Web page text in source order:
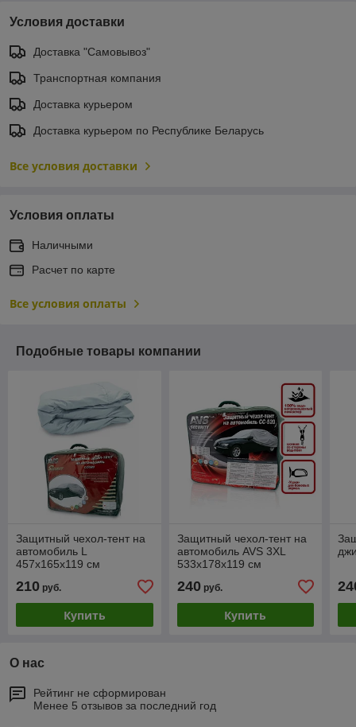
Условия доставки
Доставка "Самовывоз"
Транспортная компания
Доставка курьером
Доставка курьером по Республике Беларусь
Все условия доставки
Условия оплаты
Наличными
Расчет по карте
Все условия оплаты
Подобные товары компании
Защитный чехол-тент на
автомобиль L
457х165х119 см
210 руб.
Купить
Защитный чехол-тент на
автомобиль AVS 3XL
533х178х119 см
240руб.
Купить
О нас
Рейтинг не сформирован
Менее 5 отзывов за последний год